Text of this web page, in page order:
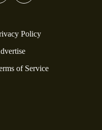
Policy
of Service